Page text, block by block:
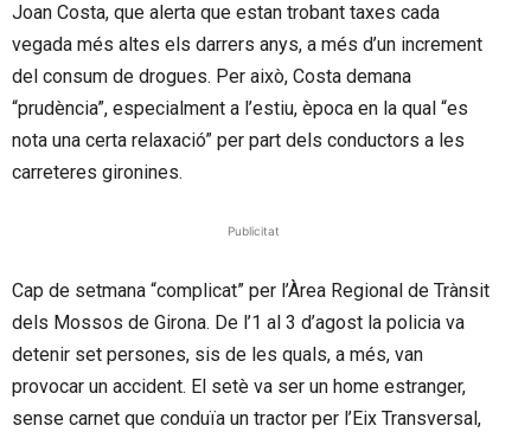
Joan Costa, que alerta que estan trobant taxes cada
vegada més altes els darrers anys, a més d’un increment
del consum de drogues. Per això, Costa demana
“prudència”, especialment a l’estiu, època en la qual “es
nota una certa relaxació” per part dels conductors a les
carreteres gironines.
Publicitat
Cap de setmana “complicat” per l’Àrea Regional de Trànsit
dels Mossos de Girona. De l’1 al 3 d’agost la policia va
detenir set persones, sis de les quals, a més, van
provocar un accident. El setè va ser un home estranger,
sense carnet que conduïa un tractor per l’Eix Transversal,